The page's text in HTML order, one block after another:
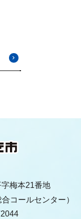
梅本21番地
合コールセンター）